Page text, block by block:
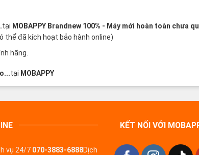
tại MOBAPPY Brandnew 100% - Máy mới hoàn toàn chưa
thể đã kích hoạt bảo hành online)
hãng.
tại MOBAPPY
vụ 24/7 070-3883-6888Dịch
KẾT NỐI VỚI